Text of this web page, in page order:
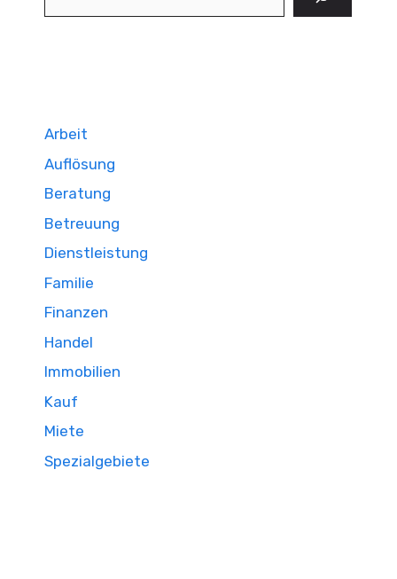
Arbeit
Auflösung
Beratung
Betreuung
Dienstleistung
Familie
Finanzen
Handel
Immobilien
Kauf
Miete
Spezialgebiete